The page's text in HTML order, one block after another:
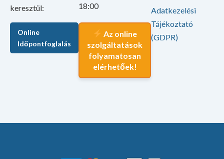
keresztül:
Online
Időpontfoglalás
18:00
Az online
szolgáltatások
folyamatosan
elérhetőek!
Adatkezelési
Tájékoztató
(GDPR)